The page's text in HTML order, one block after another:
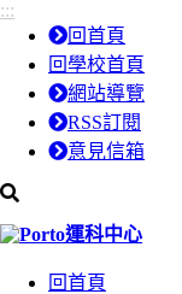
容
區
塊
容
區
塊
:::
回首頁
回學校首頁
網站導覽
RSS訂閱
意見信箱
運科中心
回首頁